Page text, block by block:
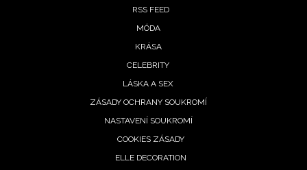
Přihlášením k newsletteru souhlasíte s
podmínkami společnosti BurdaMedia Extra s.r.o.
- BurdaMedia Extra s.r.o. bude s Vašimi údaji
pracovat zejména k organizaci a vyhodnocení akce a
RSS FEED
MÓDA
KRÁSA
CELEBRITY
LÁSKA A SEX
ZÁSADY OCHRANY SOUKROMÍ
NASTAVENÍ SOUKROMÍ
COOKIES ZÁSADY
ELLE DECORATION